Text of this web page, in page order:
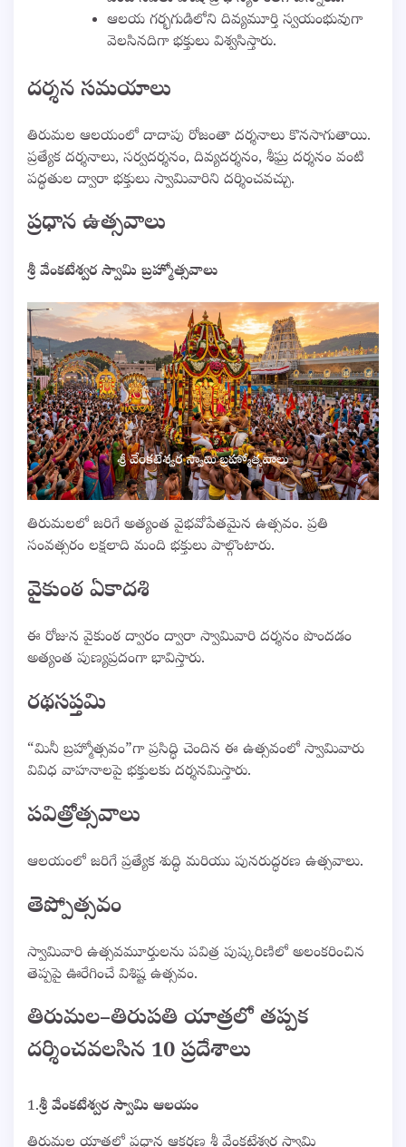
ఆలయ గర్భగుడిలోని దివ్యమూర్తి స్వయంభువుగా
వెలసినదిగా భక్తులు విశ్వసిస్తారు.
దర్శన సమయాలు
తిరుమల ఆలయంలో దాదాపు రోజంతా దర్శనాలు కొనసాగుతాయి.
ప్రత్యేక దర్శనాలు, సర్వదర్శనం, దివ్యదర్శనం, శీఘ్ర దర్శనం వంటి
పద్ధతుల ద్వారా భక్తులు స్వామివారిని దర్శించవచ్చు.
ప్రధాన ఉత్సవాలు
శ్రీ వేంకటేశ్వర స్వామి బ్రహ్మోత్సవాలు
తిరుమలలో జరిగే అత్యంత వైభవోపేతమైన ఉత్సవం. ప్రతి
సంవత్సరం లక్షలాది మంది భక్తులు పాల్గొంటారు.
వైకుంఠ ఏకాదశి
ఈ రోజున వైకుంఠ ద్వారం ద్వారా స్వామివారి దర్శనం పొందడం
అత్యంత పుణ్యప్రదంగా భావిస్తారు.
రథసప్తమి
“మినీ బ్రహ్మోత్సవం”గా ప్రసిద్ధి చెందిన ఈ ఉత్సవంలో స్వామివారు
వివిధ వాహనాలపై భక్తులకు దర్శనమిస్తారు.
పవిత్రోత్సవాలు
ఆలయంలో జరిగే ప్రత్యేక శుద్ధి మరియు పునరుద్ధరణ ఉత్సవాలు.
తెప్పోత్సవం
స్వామివారి ఉత్సవమూర్తులను పవిత్ర పుష్కరిణిలో అలంకరించిన
తెప్పపై ఊరేగించే విశిష్ట ఉత్సవం.
తిరుమల–తిరుపతి యాత్రలో తప్పక
దర్శించవలసిన 10 ప్రదేశాలు
1.శ్రీ వేంకటేశ్వర స్వామి ఆలయం